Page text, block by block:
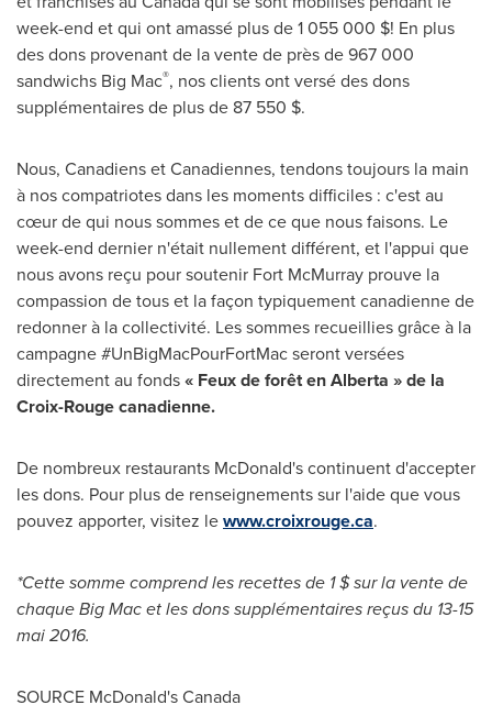
week-end et qui ont amassé plus de 1 055 000 $! En plus
des dons provenant de la vente de près de 967 000
sandwichs Big Mac®, nos clients ont versé des dons
supplémentaires de plus de 87 550 $.
Nous, Canadiens et Canadiennes, tendons toujours la main
à nos compatriotes dans les moments difficiles : c'est au
cœur de qui nous sommes et de ce que nous faisons. Le
week-end dernier n'était nullement différent, et l'appui que
nous avons reçu pour soutenir Fort McMurray prouve la
compassion de tous et la façon typiquement canadienne de
redonner à la collectivité. Les sommes recueillies grâce à la
campagne #UnBigMacPourFortMac seront versées
directement au fonds« Feux de forêt enAlberta » de la
Croix-Rouge canadienne.
De nombreux restaurants McDonald's continuent d'accepter
les dons. Pour plus de renseignements sur l'aide que vous
pouvez apporter, visitez lewww.croixrouge.ca.
*Cette somme comprend les recettes de 1 $ sur la vente de
chaque Big Mac et les dons supplémentaires reçus du 13-15
mai 2016.
SOURCE McDonald'sCanada